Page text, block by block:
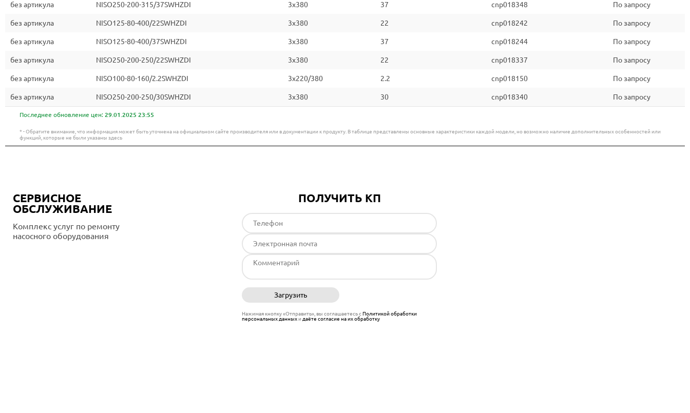
без артикула NISO250-200-315/37SWHZDI 3x380 37 cnp018348 По запросу
без артикула NISO125-80-400/22SWHZDI 3x380 22 cnp018242 По запросу
без артикула NISO125-80-400/37SWHZDI 3x380 37 cnp018244 По запросу
без артикула NISO250-200-250/22SWHZDI 3x380 22 cnp018337 По запросу
без артикула NISO100-80-160/2.2SWHZDI 3x220/380 2.2 cnp018150 По запросу
без артикула NISO250-200-250/30SWHZDI 3x380 30 cnp018340 По запросу
Последнее обновление цен: 29.01.2025 23:55
* - Обратите внимание, что информация может быть уточнена на официальном сайте производителя или в документации к продукту. В таблице представлены основные характеристики каждой модели, но возможно наличие дополнительных особенностей или
функций, которые не были указаны здесь
СЕРВИСНОЕ
ОБСЛУЖИВАНИЕ
Комплекс услуг по ремонту
насосного оборудования
ПОЛУЧИТЬ КП
Загрузить
Нажимая кнопку «Отправить», вы соглашаетесь сПолитикой обработки
персональных данныхи даёте согласие на их обработку